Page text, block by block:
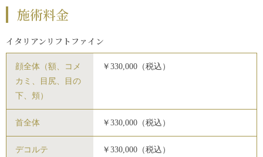
施術料金
イタリアンリフトファイン
顔全体（額、コメ
カミ、目尻、目の
下、頬）
￥330,000（税込）
首全体 ￥330,000（税込）
デコルテ ￥330,000（税込）